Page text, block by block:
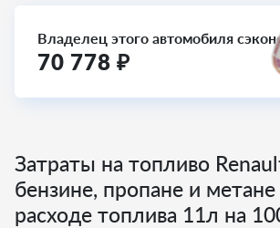
Владелец этого автомобиля
70 778 ₽
Затраты на топливо
бензине, пропане и
расходе топлива 11л на